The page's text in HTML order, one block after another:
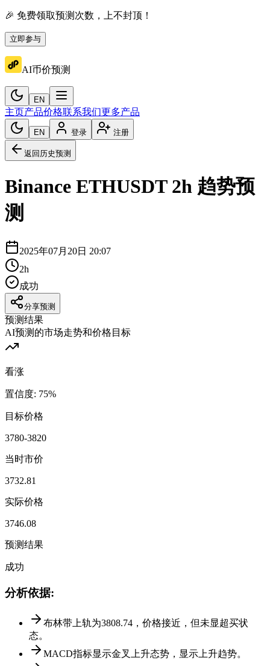
🎉 免费领取预测次数，上不封顶！
立即参与
AI币价预测
EN
主页产品价格联系我们更多产品
EN 登录 注册
返回历史预测
Binance ETHUSDT 2h 趋势预
测
2025年07月20日 20:07
2h
成功
分享预测
预测结果
AI预测的市场走势和价格目标
看涨
置信度: 75%
目标价格
3780-3820
当时市价
3732.81
实际价格
3746.08
预测结果
成功
分析依据:
布林带上轨为3808.74，价格接近，但未显超买状
态。
MACD指标显示金叉上升态势，显示上升趋势。